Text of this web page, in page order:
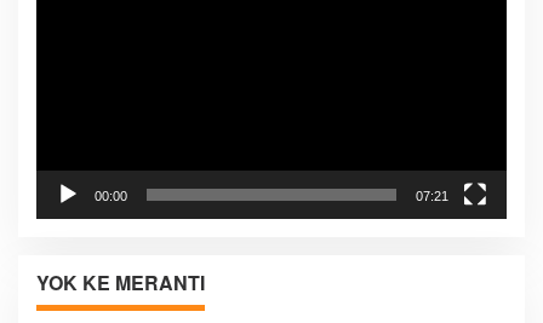
00:00 07:21
YOK KE MERANTI